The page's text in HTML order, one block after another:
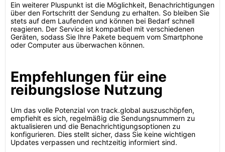
Ein weiterer Pluspunkt ist die Möglichkeit, Benachrichtigungen
über den Fortschritt der Sendung zu erhalten. So bleiben Sie
stets auf dem Laufenden und können bei Bedarf schnell
reagieren. Der Service ist kompatibel mit verschiedenen
Geräten, sodass Sie Ihre Pakete bequem vom Smartphone
oder Computer aus überwachen können.
Empfehlungen für eine
reibungslose Nutzung
Um das volle Potenzial von track.global auszuschöpfen,
empfiehlt es sich, regelmäßig die Sendungsnummern zu
aktualisieren und die Benachrichtigungsoptionen zu
konfigurieren. Dies stellt sicher, dass Sie keine wichtigen
Updates verpassen und rechtzeitig informiert sind.